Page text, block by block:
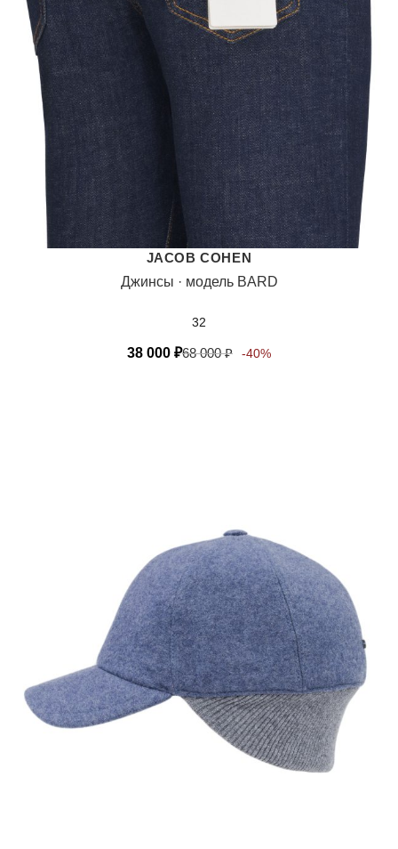
JACOB COHEN
Джинсы · модель BARD
32
38 000 ₽68 000₽ -40%